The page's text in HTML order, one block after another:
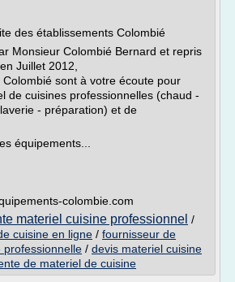
des établissements Colombié
Monsieur Colombié Bernard et repris
Juillet 2012,
Colombié sont à votre écoute pour
de cuisines professionnelles (chaud -
- préparation) et de
équipements...
colombie.com
materiel cuisine professionnel /
cuisine en ligne / fournisseur de
professionnelle / devis materiel cuisine
de materiel de cuisine